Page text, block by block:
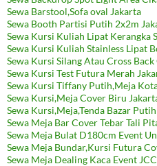
Sewa Barstool,Sofa oval Jakarta
Sewa Booth Partisi Putih 2x2m
Sewa Kursi Kuliah Lipat Kerangka
Sewa Kursi Kuliah Stainless Lipat
Sewa Kursi Silang Atau Cross Back
Sewa Kursi Test Futura Merah
Sewa Kursi Tiffany Putih,Meja
Sewa Kursi,Meja Cover Biru
Sewa Kursi,Meja,Tenda Bazar
Sewa Meja Bar Cover Tebar Tali
Sewa Meja Bulat D180cm Event
Sewa Meja Bundar,Kursi Futura
Sewa Meja Dealing Kaca Event